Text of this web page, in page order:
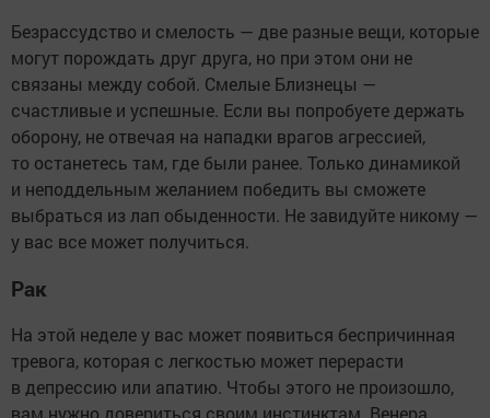
Безрассудство и смелость — две разные вещи, которые
могут порождать друг друга, но при этом они не
связаны между собой. Смелые Близнецы —
счастливые и успешные. Если вы попробуете держать
оборону, не отвечая на нападки врагов агрессией,
то останетесь там, где были ранее. Только динамикой
и неподдельным желанием победить вы сможете
выбраться из лап обыденности. Не завидуйте никому —
у вас все может получиться.
Рак
На этой неделе у вас может появиться беспричинная
тревога, которая с легкостью может перерасти
в депрессию или апатию. Чтобы этого не произошло,